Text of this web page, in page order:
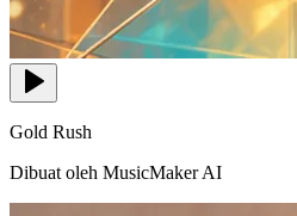
Gold Rush
Dibuat oleh MusicMaker AI